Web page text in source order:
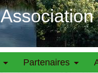
Partenaires